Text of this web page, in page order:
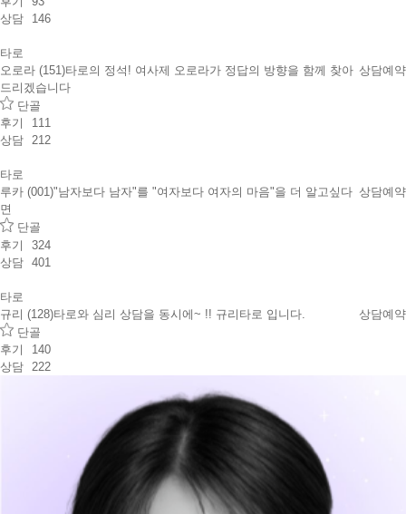
상담
146
타로
오로라 (151)
상담예약
타로의 정석! 여사제 오로라가 정답의 방향을 함께 찾아
드리겠습니다
단골
후기
111
상담 212
타로
루카 (001)
상담예약
"남자보다 남자"를 "여자보다 여자의 마음"을 더 알고싶다
면
단골
후기
324
상담 401
타로
규리 (128)
상담예약
타로와 심리 상담을 동시에~ !! 규리타로 입니다.
단골
후기
140
상담 222